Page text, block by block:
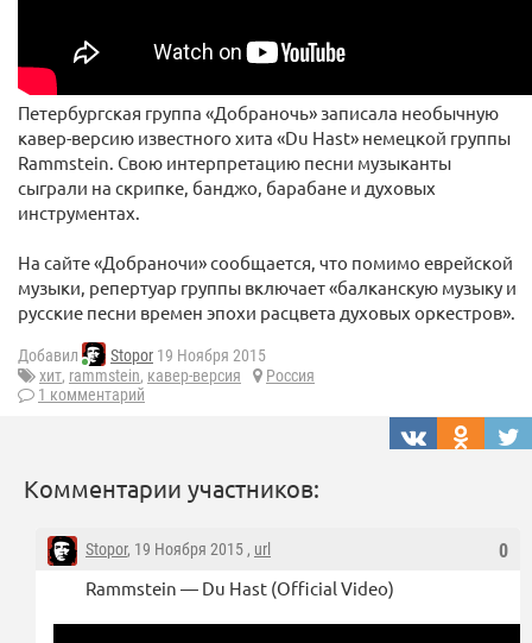
Петербургская группа «Добраночь» записала необычную
кавер-версию известного хита «Du Hast» немецкой группы
Rammstein. Свою интерпретацию песни музыканты
сыграли на скрипке, банджо, барабане и духовых
инструментах.
На сайте «Добраночи» сообщается, что помимо еврейской
музыки, репертуар группы включает «балканскую музыку и
русские песни времен эпохи расцвета духовых оркестров».
Добавил Stopor 19 Ноября 2015
хит, rammstein, кавер-версия
Россия
1 комментарий
Комментарии участников:
0
Stopor, 19 Ноября 2015 , url
Rammstein — Du Hast (Official Video)